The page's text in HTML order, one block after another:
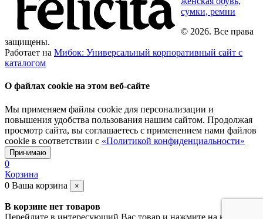
сумки, ремни
© 2026. Все права
защищены.
Работает на Мибок: Универсальный корпоративный сайт с
каталогом
О файлах cookie на этом веб-сайте
Мы применяем файлы cookie для персонализации и
повышения удобства пользования нашим сайтом. Продолжая
просмотр сайта, вы соглашаетесь с применением нами файлов
cookie в соответствии с «Политикой конфиденциальности»
Принимаю
0
Корзина
0 Ваша корзина ×
В корзине нет товаров
Перейдите в интересующий Вас товар и нажмите на кнопку